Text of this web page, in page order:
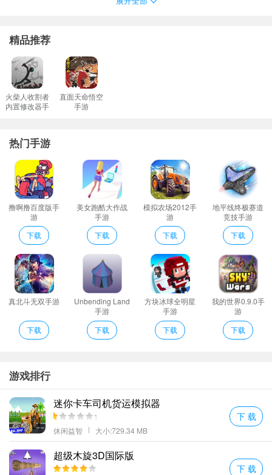
闯过所有的关卡;
疯狂方块消除介绍
每个关卡的内容都非常精彩可以给玩家带来不同的游戏体验。
简单易上手的游戏操作玩起来几乎没有任何的难度还能让你更好的
沉浸其中
励。
全程慢慢积累经验长按屏幕蓄力时把握好自己的力度。
主角小方块的每次跳跃只需轻触屏幕即可完成;
画面看起来还是相当不错的跟着我们行动起来享受驾驶方程式的乐
趣。
疯狂方块消除编辑心得
简单的操作方式动动手指就能享受无限的乐趣燃烧你的大脑想方设
法通过它们。
游戏的画面也是非常整洁道具也是非常的有用。
通过跳跃按钮可以躲避危险这个世界上有很多很多障碍物和危险准
备迎接你的到来;
模拟真实的积木搭建过程但不用担心小零件丢失；
疯狂方块跑的简单的手指点击控制模式可以让你快速启动。
逼真的赛车建模超强的基础性能对于玩家的操作体验会更为爽快
比比看谁是最快过关的人精彩考验等你前行;
难度升级时在左右滑动的过程中控制好方向。
丰富的模型从自然到人文从海底到太空应有尽有你想要的总能找得
到。
更多好玩的手游，请持续关注顺发游戏网
精品推荐
火柴人收割者
内置修改器手
直面天命悟空
手游
热门手游
撸啊撸百度版手
游
下载
美女跑酷大作战
手游
下载
模拟农场2012手
游
下载
地平线终极赛道
竞技手游
下载
真北斗无双手游
下载
Unbending Land
手游
下载
方块冰球全明星
手游
下载
我的世界0.9.0手
游
下载
游戏排行
迷你卡车司机货运模拟器
休闲益智 大小:729.34 MB
下 载
超级木旋3D国际版
下 载